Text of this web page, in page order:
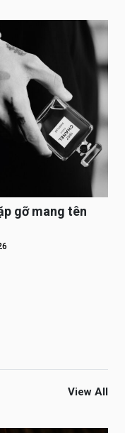
gỡ mang tên
View All